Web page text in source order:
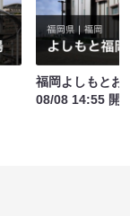
福岡よしもとお
08/08 14:55 開